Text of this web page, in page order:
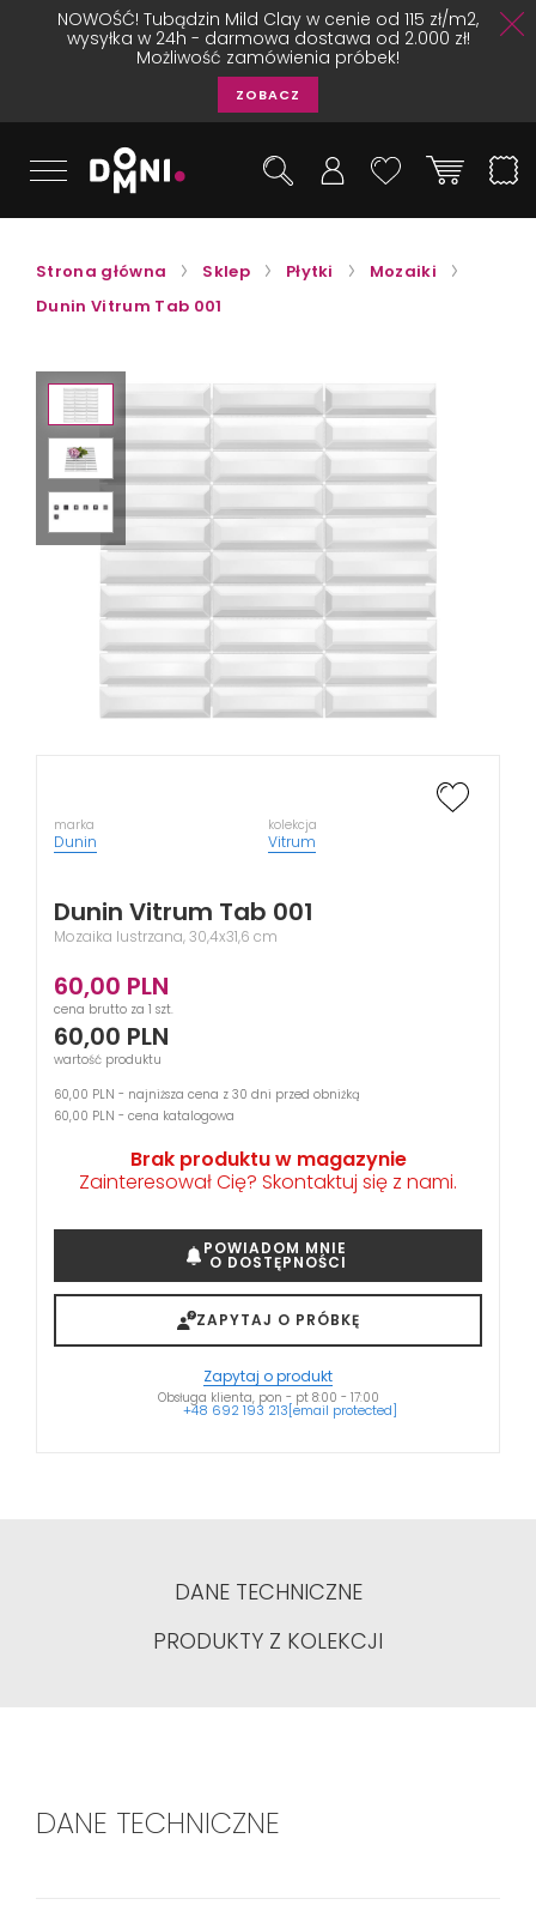
NOWOŚĆ! Tubądzin Mild Clay w cenie od 115 zł/m2,
wysyłka w 24h - darmowa dostawa od 2.000 zł!
Możliwość zamówienia próbek!
ZOBACZ
Strona główna Sklep Płytki
Mozaiki
Dunin Vitrum Tab 001
marka
Dunin
kolekcja
Vitrum
Dunin Vitrum Tab 001
Mozaika lustrzana, 30,4x31,6 cm
60,00 PLN
cena brutto za 1 szt.
60,00 PLN
wartość produktu
60,00 PLN - najniższa cena z 30 dni przed obniżką
60,00 PLN - cena katalogowa
Brak produktu w magazynie
Zainteresował Cię? Skontaktuj się z nami.
POWIADOM MNIE
O DOSTĘPNOŚCI
ZAPYTAJ O PRÓBKĘ
Zapytaj o produkt
Obsługa klienta, pon - pt 8:00 - 17:00
+48 692 193 213[email protected]
DANE TECHNICZNE
PRODUKTY Z KOLEKCJI
DANE TECHNICZNE